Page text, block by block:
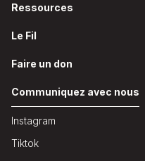
Ressources
Le Fil
Faire un don
Communiquez avec nous
Instagram
Tiktok